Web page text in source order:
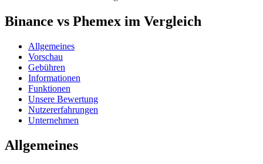
Binance vs Phemex im Vergleich
Allgemeines
Vorschau
Gebühren
Informationen
Funktionen
Unsere Bewertung
Nutzererfahrungen
Unternehmen
Allgemeines